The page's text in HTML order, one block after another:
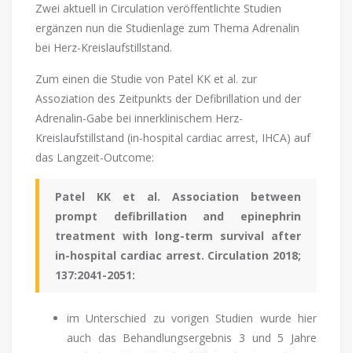
Zwei aktuell in Circulation veröffentlichte Studien
ergänzen nun die Studienlage zum Thema Adrenalin
bei Herz-Kreislaufstillstand.
Zum einen die Studie von Patel KK et al. zur
Assoziation des Zeitpunkts der Defibrillation und der
Adrenalin-Gabe bei innerklinischem Herz-
Kreislaufstillstand (in-hospital cardiac arrest, IHCA) auf
das Langzeit-Outcome:
Patel KK et al. Association between
prompt defibrillation and epinephrin
treatment with long-term survival after
in-hospital cardiac arrest. Circulation 2018;
137:2041-2051:
im Unterschied zu vorigen Studien wurde hier
auch das Behandlungsergebnis 3 und 5 Jahre